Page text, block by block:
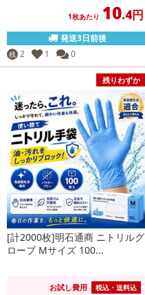
1枚あたり 10.4円
発送3日前後
残 2 1 0
残りわずか
[計2000枚]明石通商 ニトリルグ
ローブ Mサイズ 100...
お試し費用 税込・送料込